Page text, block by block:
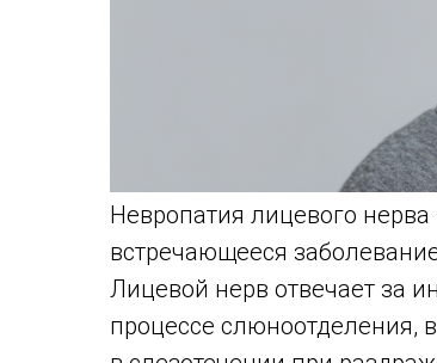
Невропатия лицевого нерва
встречающееся
Лицевой нерв отвечает за
процессе слюноотделения,